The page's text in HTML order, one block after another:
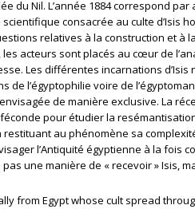
du Nil. L’année 1884 correspond par
consacrée au culte d’Isis
relatives à la construction et à
acteurs sont placés au cœur de
Les différentes incarnations d’Isis
l’égyptophilie voire de
de manière exclusive. La
pour étudier la
restituant au phénomène sa
l’Antiquité égyptienne à la fois
une manière de « recevoir » Isis,
from Egypt whose cult spread